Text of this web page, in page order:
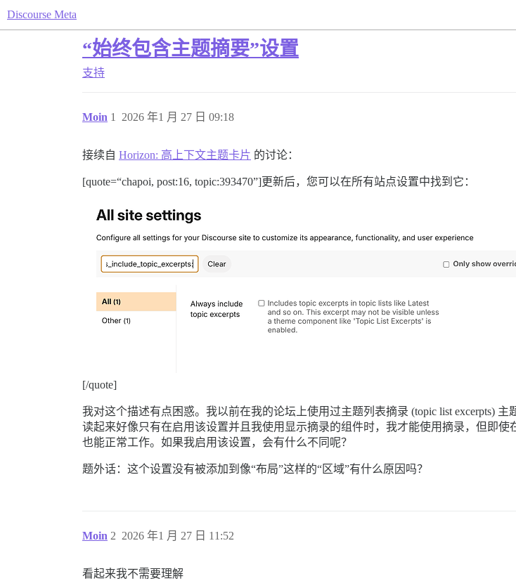
Discourse Meta
“始终包含主题摘要”设置
支持
Moin 2026 年1 月 27 日 09:18
1
接续自 Horizon: 高上下文主题卡片 的讨论：
[quote=“chapoi, post:16, topic:393470”]更新后，您可以在所有站点设置中找到它：
[/quote]
我对这个描述有点困惑。我以前在我的论坛上使用过主题列表摘录 (topic list excerpts)
读起来好像只有在启用该设置并且我使用显示摘录的组件时，我才能使用摘录，但即
也能正常工作。如果我启用该设置，会有什么不同呢？
题外话：这个设置没有被添加到像“布局”这样的“区域”有什么原因吗？
Moin 2026 年1 月 27 日 11:52
2
看起来我不需要理解